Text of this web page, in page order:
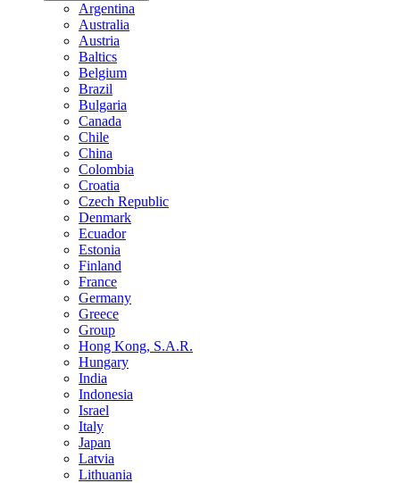
Argentina
Australia
Austria
Baltics
Belgium
Brazil
Bulgaria
Canada
Chile
China
Colombia
Croatia
Czech Republic
Denmark
Ecuador
Estonia
Finland
France
Germany
Greece
Group
Hong Kong, S.A.R.
Hungary
India
Indonesia
Israel
Italy
Japan
Latvia
Lithuania